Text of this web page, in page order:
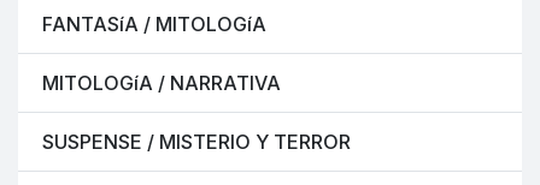
FANTASíA / MITOLOGíA
MITOLOGíA / NARRATIVA
SUSPENSE / MISTERIO Y TERROR